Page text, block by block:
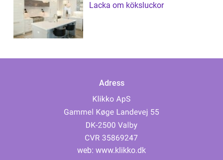
Lacka om köksluckor
Adress
web: www.klikko.dk